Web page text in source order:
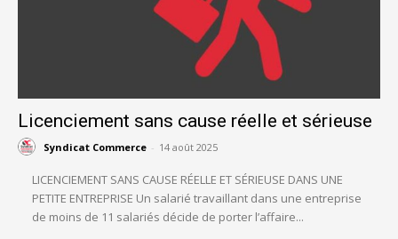
Licenciement sans cause réelle et sérieuse
Syndicat Commerce - 14 août 2025
LICENCIEMENT SANS CAUSE RÉELLE ET SÉRIEUSE DANS UNE
PETITE ENTREPRISE Un salarié travaillant dans une entreprise
de moins de 11 salariés décide de porter l’affaire...